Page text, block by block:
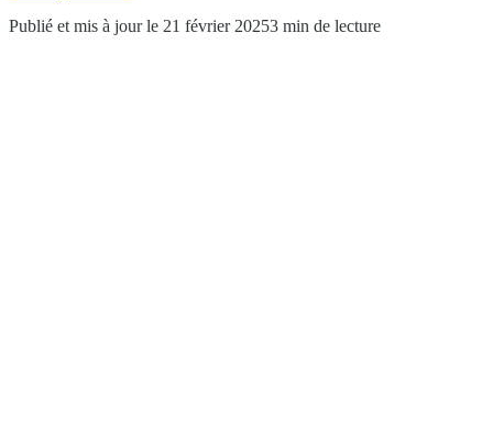
Publié et mis à jour le 21 février 20253 min de lecture